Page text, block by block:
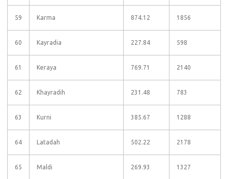
59 Karma 874.12 1856
60 Kayradia 227.84 598
61 Keraya 769.71 2140
62 Khayradih 231.48 783
63 Kurni 385.67 1288
64 Latadah 502.22 2178
65 Maldi 269.93 1327